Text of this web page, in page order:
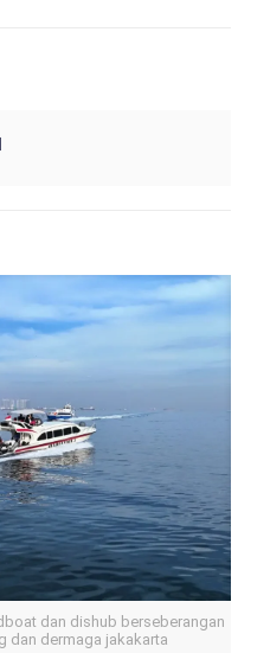
dan dishub berseberangan
dan dermaga jakakarta